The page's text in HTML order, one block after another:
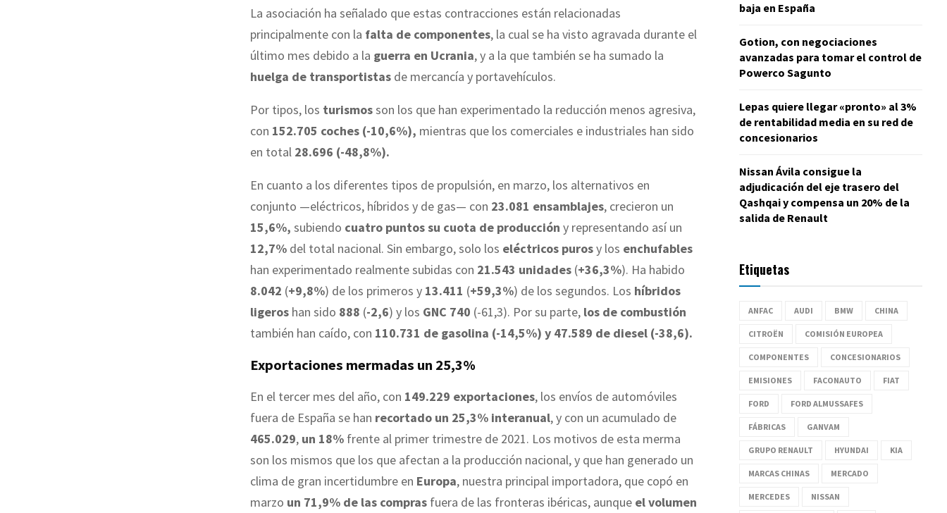
La asociación ha señalado que estas contracciones están relacionadas
principalmente con la falta de componentes, la cual se ha visto agravada durante el
último mes debido a la guerra en Ucrania, y a la que también se ha sumado la
huelga de transportistas de mercancía y portavehículos.
Por tipos, los turismosson los que han experimentado la reducción menos agresiva,
con 152.705 coches (-10,6%), mientras que los comerciales e industriales han sido
en total 28.696 (-48,8%).
En cuanto a los diferentes tipos de propulsión, en marzo, los alternativos en
conjunto —eléctricos, híbridos y de gas— con 23.081 ensamblajes, crecieron un
15,6%, subiendo cuatro puntos su cuota de producción y representando así un
12,7% del total nacional. Sin embargo, solo los eléctricos purosy los enchufables
han experimentado realmente subidas con 21.543 unidades (+36,3%). Ha habido
8.042 (+9,8%) de los primeros y 13.411 (+59,3%) de los segundos. Los híbridos
ligeros han sido 888 (-2,6) y los GNC 740 (-61,3). Por su parte, los de combustión
también han caído, con 110.731 de gasolina (-14,5%) y 47.589 de diesel (-38,6).
Exportaciones mermadas un 25,3%
En el tercer mes del año, con 149.229 exportaciones, los envíos de automóviles
fuera de España se han recortado un 25,3% interanual, y con un acumulado de
465.029, un 18% frente al primer trimestre de 2021. Los motivos de esta merma
son los mismos que los que afectan a la producción nacional, y que han generado un
clima de gran incertidumbre en Europa, nuestra principal importadora, que copó en
marzo un 71,9% de las compras fuera de las fronteras ibéricas, aunque el volumen
baja en España
Gotion, con negociaciones
avanzadas para tomar el control de
Powerco Sagunto
Lepas quiere llegar «pronto» al 3%
de rentabilidad media en su red de
concesionarios
Nissan Ávila consigue la
adjudicación del eje trasero del
Qashqai y compensa un 20% de la
salida de Renault
Etiquetas
ANFAC AUDI BMW CHINA
CITROËN COMISIÓN EUROPEA
COMPONENTES CONCESIONARIOS
EMISIONES FACONAUTO FIAT
FORD FORD ALMUSSAFES
FÁBRICAS GANVAM
GRUPO RENAULT HYUNDAI KIA
MARCAS CHINAS MERCADO
MERCEDES NISSAN